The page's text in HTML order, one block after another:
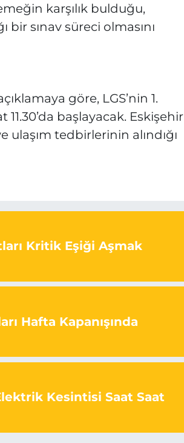
karşılık bulduğu,
bir sınav süreci olmasını
göre, LGS’nin 1.
başlayacak. Eskişehir
tedbirlerinin alındığı
Kritik Eşiği Aşmak
Hafta Kapanışında
Kesintisi Saat Saat